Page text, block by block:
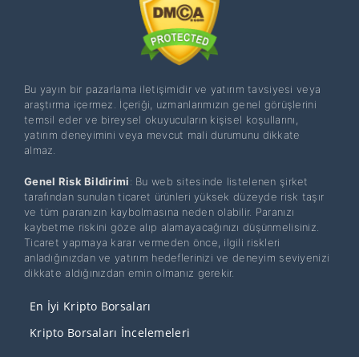
Bu yayın bir pazarlama iletişimidir ve yatırım tavsiyesi veya
araştırma içermez. İçeriği, uzmanlarımızın genel görüşlerini
temsil eder ve bireysel okuyucuların kişisel koşullarını,
yatırım deneyimini veya mevcut mali durumunu dikkate
almaz.
Genel Risk Bildirimi: Bu web sitesinde listelenen şirket
tarafından sunulan ticaret ürünleri yüksek düzeyde risk taşır
ve tüm paranızın kaybolmasına neden olabilir. Paranızı
kaybetme riskini göze alıp alamayacağınızı düşünmelisiniz.
Ticaret yapmaya karar vermeden önce, ilgili riskleri
anladığınızdan ve yatırım hedeflerinizi ve deneyim seviyenizi
dikkate aldığınızdan emin olmanız gerekir.
En İyi Kripto Borsaları
Kripto Borsaları İncelemeleri